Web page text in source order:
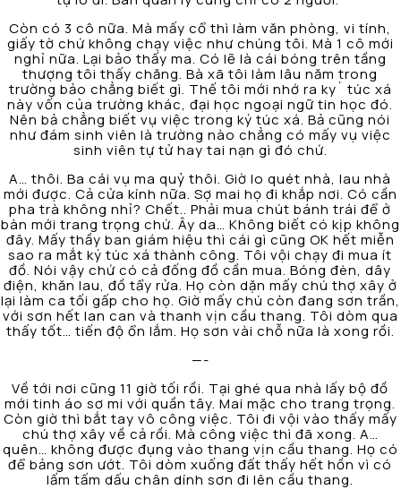
Còn có 3 cô nữa. Mà mấy cổ thì làm văn phòng, vi tính,
giấy tờ chứ không chạy việc như chúng tôi. Mà 1 cô mới
nghỉ nữa. Lại bảo thấy ma. Có lẽ là cái bóng trên tầng
thượng tôi thấy chăng. Bà xã tôi làm lâu năm trong
trường bảo chẳng biết gì. Thế tôi mới nhớ ra ky` túc xá
này vốn của trường khác, đại học ngoại ngữ tin học đó.
Nên bả chẳng biết vụ việc trong ký túc xá. Bả cũng nói
như đám sinh viên là trường nào chẳng có mấy vụ việc
sinh viên tự tử hay tai nạn gì đó chứ.
A… thôi. Ba cái vụ ma quỷ thôi. Giờ lo quét nhà, lau nhà
mới được. Cả cửa kính nữa. Sợ mai họ đi khắp nơi. Có cần
pha trà không nhỉ? Chết.. Phải mua chút bánh trái để ở
bàn mới trang trọng chứ. Ây da… Không biết có kịp không
đây. Mấy thầy ban giám hiệu thì cái gì cũng OK hết miễn
sao ra mắt ký túc xá thành công. Tôi vội chạy đi mua ít
đồ. Nói vậy chứ có cả đống đồ cần mua. Bóng đèn, dây
điện, khăn lau, đồ tẩy rửa. Họ còn dặn mấy chú thợ xây ở
lại làm ca tối gấp cho họ. Giờ mấy chú còn đang sơn trần,
với sơn hết lan can và thanh vịn cầu thang. Tôi dòm qua
thấy tốt… tiến độ ổn lắm. Họ sơn vài chỗ nữa là xong rồi.
—-
Về tới nơi cũng 11 giờ tối rồi. Tại ghé qua nhà lấy bộ đồ
mới tinh áo sơ mi với quần tây. Mai mặc cho trang trọng.
Còn giờ thì bắt tay vô công việc. Tôi đi vội vào thấy mấy
chú thợ xây về cả rồi. Mà công việc thì đã xong. A…
quên… không được đụng vào thang vịn cầu thang. Họ có
để bảng sơn ướt. Tôi dòm xuống đất thấy hết hồn vì có
lấm tấm dấu chân dính sơn đi lên cầu thang.